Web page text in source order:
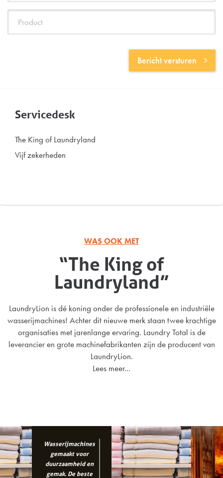
Bericht versturen
Servicedesk
The King of Laundryland
Vijf zekerheden
WAS OOK MET
“The King of
Laundryland”
LaundryLion is dé koning onder de professionele en industriële
wasserijmachines! Achter dit nieuwe merk staan twee krachtige
organisaties met jarenlange ervaring. Laundry Total is de
leverancier en grote machinefabrikanten zijn de producent van
LaundryLion.
Lees meer...
Wasserijmachines
gemaakt voor
duurzaamheid en
gemak. De beste